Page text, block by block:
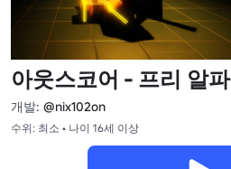
아웃스코어 - 프리 알파
개발: @nix102on
수위: 최소 • 나이 16세 이상